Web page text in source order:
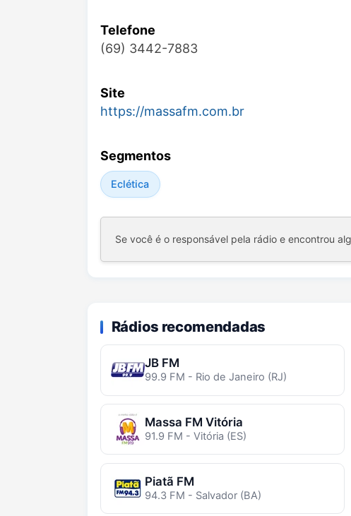
Telefone
(69) 3442-7883
Site
https://massafm.com.br
Segmentos
Eclética
Se você é o responsável pela rádio e encontrou
Rádios recomendadas
JB FM
99.9 FM - Rio de Janeiro (RJ)
Massa FM Vitória
91.9 FM - Vitória (ES)
Piatã FM
94.3 FM - Salvador (BA)